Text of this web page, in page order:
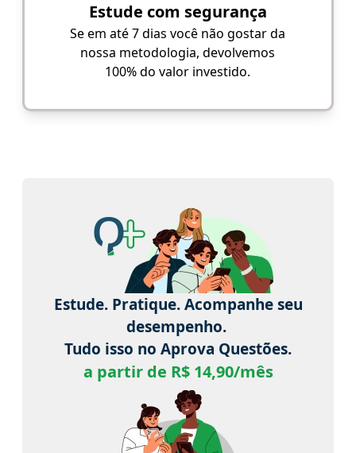
Estude com segurança
Se em até 7 dias você não gostar da
nossa metodologia, devolvemos
100% do valor investido.
Estude. Pratique. Acompanhe seu
desempenho.
Tudo isso no Aprova Questões.
a partir de R$ 14,90/mês